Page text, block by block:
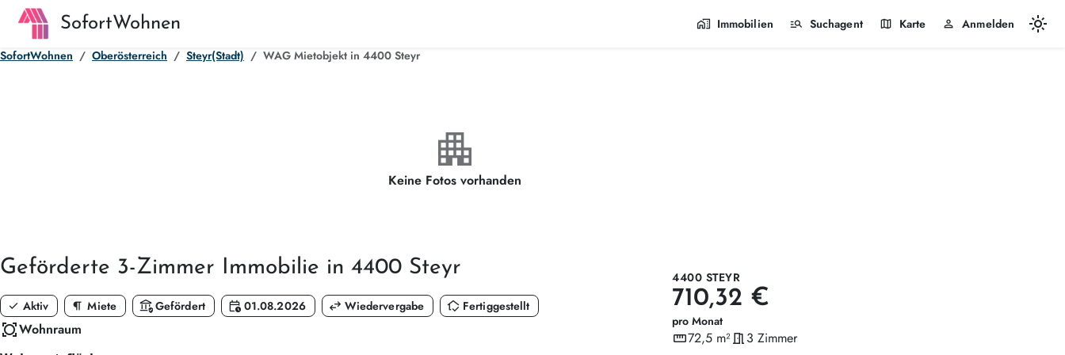
SofortWohnen home_work Immobilien manage_search Suchagent map Karte person Anmelden light_mode
SofortWohnen Oberösterreich Steyr(Stadt) WAG Mietobjekt in 4400 Steyr
apartment
Keine Fotos vorhanden
Geförderte 3-Zimmer Immobilie in 4400 Steyr
check Aktiv format_paragraph Miete assured_workloadGefördert calendar_clock 01.08.2026 swap_horiz Wiedervergabe in_home_mode Fertiggestellt
all_outWohnraum
4400 STEYR
710,32 €
pro Monat
straighten
Wohnfläche
72,5 m²meeting_room
Zimmer
3 Zimmer